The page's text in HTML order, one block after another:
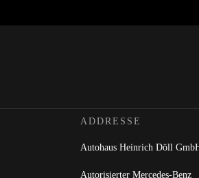
ADDRESSE
Autohaus Heinrich Döll
Autorisierter Mercedes-Benz